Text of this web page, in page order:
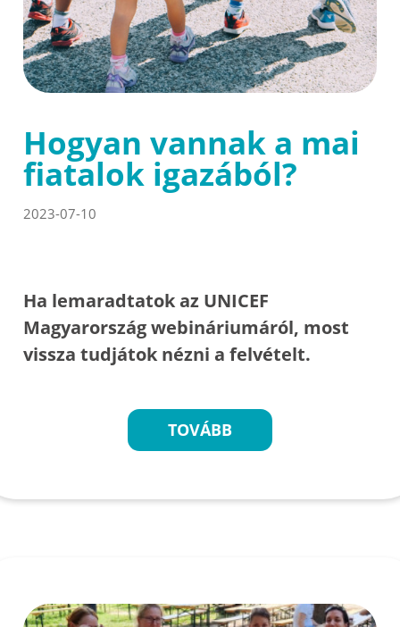
Hogyan vannak a mai
fiatalok igazából?
2023-07-10
Ha lemaradtatok az UNICEF
Magyarország webináriumáról, most
vissza tudjátok nézni a felvételt.
TOVÁBB